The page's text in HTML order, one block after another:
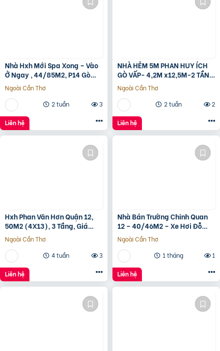
Nhà Hxh Mới Spa Xong – Vào
Ở Ngay , 44/85M2, P14 Gò
Vấp, Giá 4.X Tỷ
Ngoài Cần Thơ
2 tuần
3
Liên hệ
NHÀ HẺM 5M PHAN HUY ÍCH
GÒ VẤP- 4,2M x12,5M-2 TẦNG
– GIÁ 4,4 TỶ
Ngoài Cần Thơ
2 tuần
2
Liên hệ
Hxh Phan Văn Hơn Quận 12,
50M2 (4X13), 3 Tầng, Giá
4.96 Tỷ
Ngoài Cần Thơ
4 tuần
3
Liên hệ
Nhà Bán Trường Chinh Quan
12 – 40/46M2 – Xe Hơi Đỗ
Cửa – 3.1 Tỷ
Ngoài Cần Thơ
1 tháng
1
Liên hệ